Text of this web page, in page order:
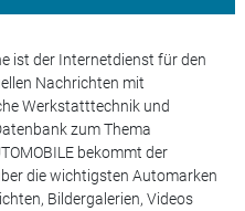
ist der Internetdienst für den
Nachrichten mit
Werkstatttechnik und
zum Thema
bekommt der
die wichtigsten Automarken
Bildergalerien, Videos